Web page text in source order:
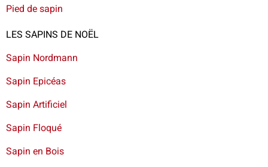
Pied de sapin
LES SAPINS DE NOËL
Sapin Nordmann
Sapin Epicéas
Sapin Artificiel
Sapin Floqué
Sapin en Bois